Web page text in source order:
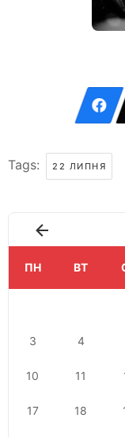
Tags: 22 ЛИПНЯ
ПН ВТ
3 4
10 11
17 18